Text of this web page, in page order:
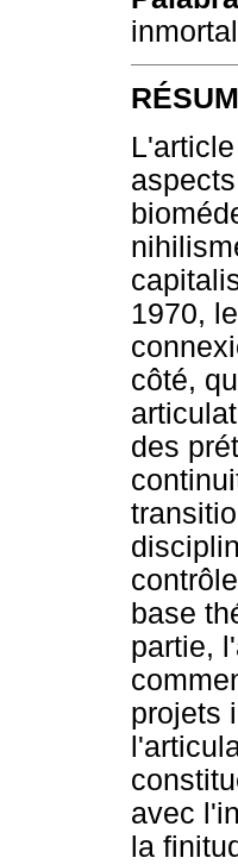
1970,
côté,
des
base
partie,
projets
avec
la